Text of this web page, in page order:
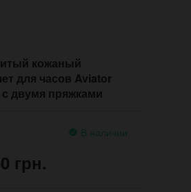
кожаный
для часов Aviator
двумя пряжками
В наличии
грн.